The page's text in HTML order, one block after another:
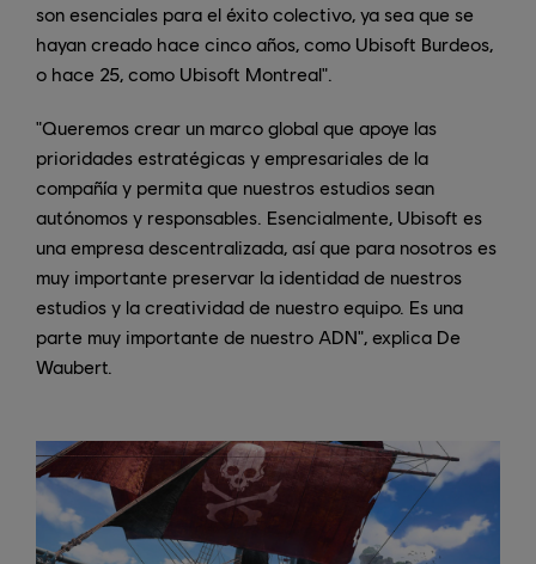
son esenciales para el éxito colectivo, ya sea que se
hayan creado hace cinco años, como Ubisoft Burdeos,
o hace 25, como Ubisoft Montreal".
"Queremos crear un marco global que apoye las
prioridades estratégicas y empresariales de la
compañía y permita que nuestros estudios sean
autónomos y responsables. Esencialmente, Ubisoft es
una empresa descentralizada, así que para nosotros es
muy importante preservar la identidad de nuestros
estudios y la creatividad de nuestro equipo. Es una
parte muy importante de nuestro ADN", explica De
Waubert.